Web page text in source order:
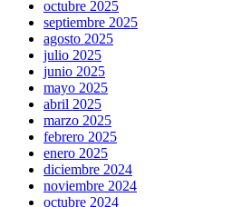
octubre 2025
septiembre 2025
agosto 2025
julio 2025
junio 2025
mayo 2025
abril 2025
marzo 2025
febrero 2025
enero 2025
diciembre 2024
noviembre 2024
octubre 2024